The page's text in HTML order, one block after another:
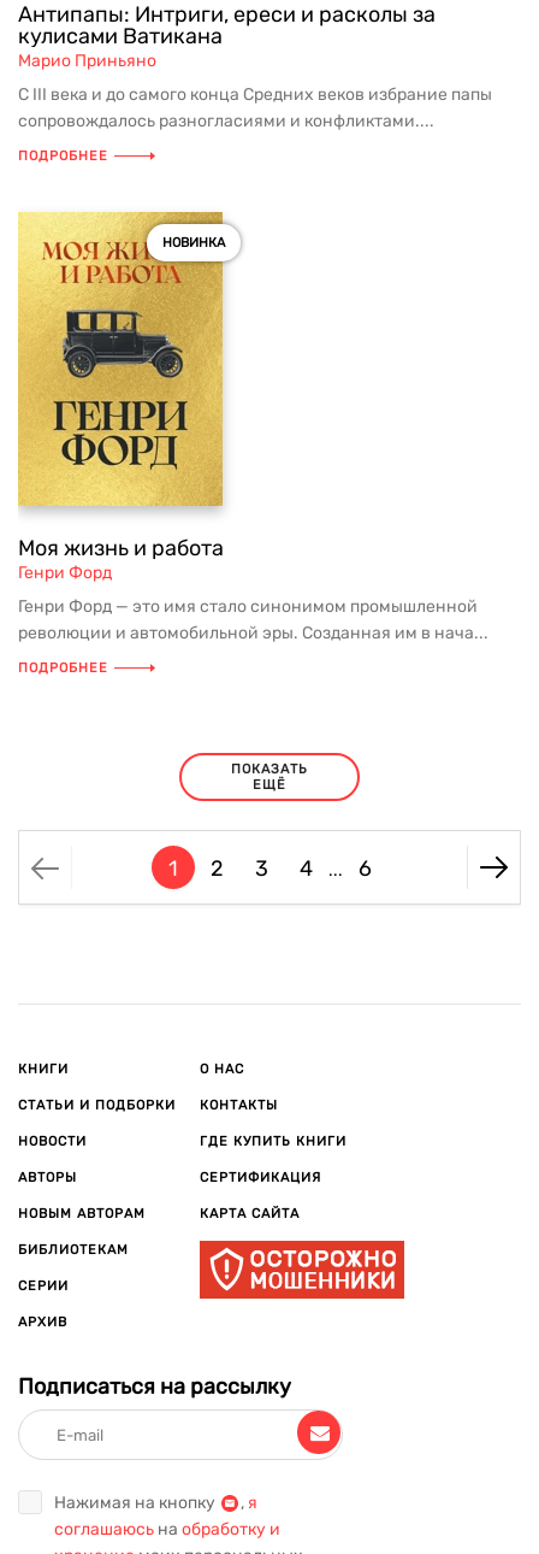
Антипапы: Интриги, ереси и расколы за
кулисами Ватикана
Марио Приньяно
С III века и до самого конца Средних веков избрание папы
сопровождалось разногласиями и конфликтами....
ПОДРОБНЕЕ
НОВИНКА
Моя жизнь и работа
Генри Форд
Генри Форд — это имя стало синонимом промышленной
революции и автомобильной эры. Созданная им в нача...
ПОДРОБНЕЕ
ПОКАЗАТЬ
ЕЩЁ
1 2 3 4 ... 6
КНИГИ
СТАТЬИ И ПОДБОРКИ
НОВОСТИ
АВТОРЫ
НОВЫМ АВТОРАМ
БИБЛИОТЕКАМ
СЕРИИ
АРХИВ
О НАС
КОНТАКТЫ
ГДЕ КУПИТЬ КНИГИ
СЕРТИФИКАЦИЯ
КАРТА САЙТА
Подписаться на рассылку
Нажимая на кнопку , я
соглашаюсь на обработку и